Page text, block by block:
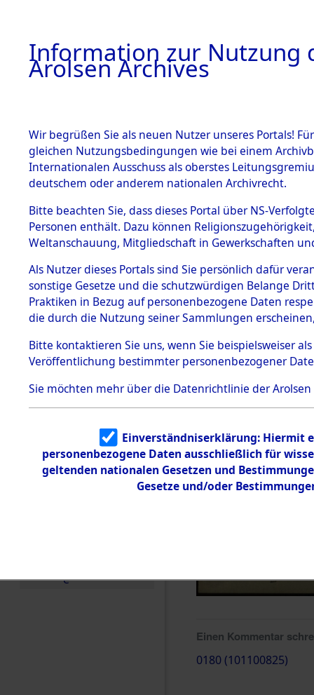
BILD
BESTÄNDE
1.
mente
5. Verschiedenes
5.3
Todesmärsche
5.3.1 Alliierte
Erhebungen
zu
Todesmärsch
en
5.3.2
Identifizierun
5.3.3
Todesmärsch
e
0180 (101100825)
Einen Kommentar
0180 (101100825)
Information zur Nutzung
Arolsen Archives
Wir begrüßen Sie als neuen Nutzer unseres Portals!
gleichen Nutzungsbedingungen wie bei einem
Internationalen Ausschuss als oberstes
deutschem oder anderem nationalen Archivrecht.
Bitte beachten Sie, dass dieses Portal über NS-
Personen enthält. Dazu können
Weltanschauung, Mitgliedschaft in Gewerkschaften
Als Nutzer dieses Portals sind Sie persönlich dafür
sonstige Gesetze und die schutzwürdigen Belange
Praktiken in Bezug auf personenbezogene Daten
die durch die Nutzung seiner Sammlungen
Bitte kontaktieren Sie uns, wenn Sie beispielsweiser
Veröffentlichung bestimmter personenbezogener
Sie möchten mehr über die Datenrichtlinie der Arolsen
Einverständniserklärung: Hiermit
personenbezogene Daten ausschließlich für
geltenden nationalen Gesetzen und
Gesetze und/oder